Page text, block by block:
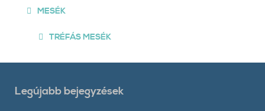
MESÉK
TRÉFÁS MESÉK
Legújabb bejegyzések